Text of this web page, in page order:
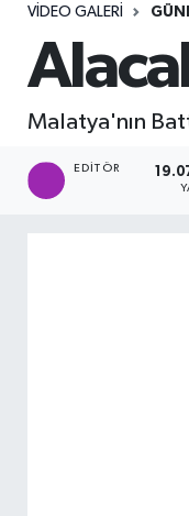
VIDEO GALERI
Malatya'nın
EDITÖR
Sağlık